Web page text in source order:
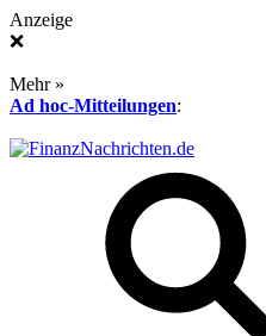
Anzeige
❌
Mehr »
Ad hoc-Mitteilungen: